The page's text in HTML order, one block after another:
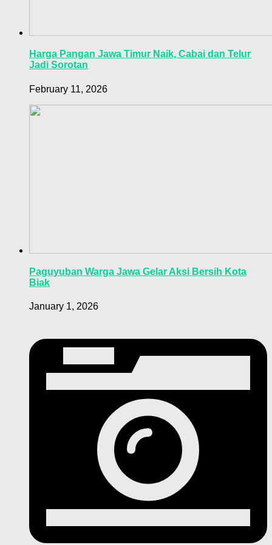
Harga Pangan Jawa Timur Naik, Cabai dan Telur
Jadi Sorotan
February 11, 2026
Paguyuban Warga Jawa Gelar Aksi Bersih Kota
Biak
January 1, 2026